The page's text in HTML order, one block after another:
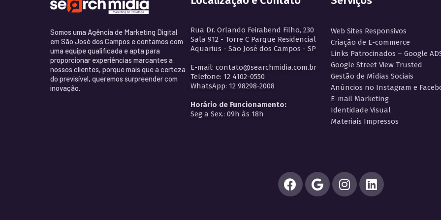
Somos uma Agência de Marketing Digital
em São José dos Campos e contamos com
uma equipe qualificada e apta para
proporcionar experiências marcantes a
nossos clientes, porque mais que a certeza
do previsível, queremos surpreender com
inovação.
Rua Dr. Orlando Feirabend Filho, 230
Sala 912 - Torre C Parque Residencial
Aquarius - São José dos Campos - SP
E-mail: contato@searchmidia.com.br
Telefone: 12 4102-0550
WhatsApp: 12 98298-2008
Horário de Funcionamento:
Seg a Sex.: 09h às 18h
Web Sites Responsivos
Criação de E-commerce
Links Patrocinados – Google
Google Street View Trusted
Gestão de Mídias Sociais
Anúncios no Instagram e
E-mail Marketing
Identidade Visual
Materiais Impressos